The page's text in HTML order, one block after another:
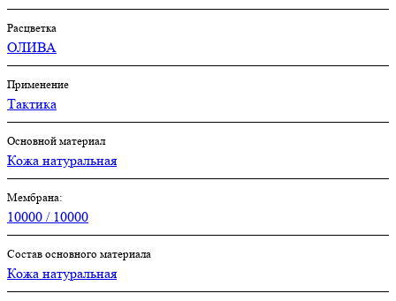
Расцветка
ОЛИВА
Применение
Тактика
Основной материал
Кожа натуральная
Мембрана:
10000 / 10000
Состав основного материала
Кожа натуральная